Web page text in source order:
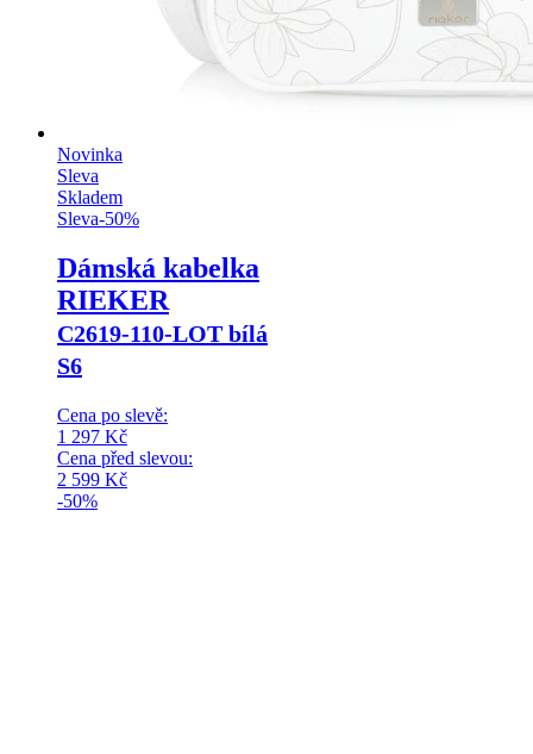
Novinka
Sleva
Skladem
Sleva-50%
Dámská kabelka
RIEKER
C2619-110-LOT bílá
S6
Cena po slevě:
1 297 Kč
Cena před slevou:
2 599 Kč
-50%